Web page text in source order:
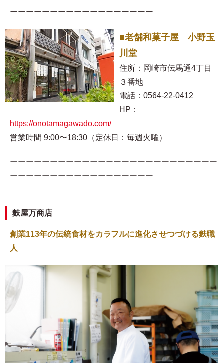
ーーーーーーーーーーーーーーーーーー
■老舗和菓子屋 小野玉
川堂
住所：岡崎市伝馬通4丁目
３番地
電話：0564-22-0412
HP：
https://onotamagawado.com/
営業時間 9:00〜18:30（定休日：毎週火曜）
ーーーーーーーーーーーーーーーーーーーーーーーーーー
ーーーーーーーーーーーーーーーーーー
麩屋万商店
創業113年の伝統食材をカラフルに進化させつづける麩職
人